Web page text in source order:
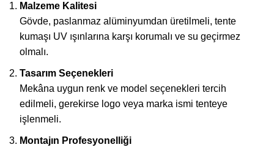
Malzeme Kalitesi
Gövde, paslanmaz alüminyumdan üretilmeli, tente
kumaşı UV ışınlarına karşı korumalı ve su geçirmez
olmalı.
Tasarım Seçenekleri
Mekâna uygun renk ve model seçenekleri tercih
edilmeli, gerekirse logo veya marka ismi tenteye
işlenmeli.
Montajın Profesyonelliği